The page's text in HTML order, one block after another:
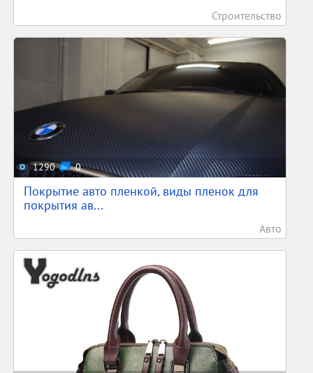
Строительство
1290 0
Покрытие авто пленкой, виды пленок для
покрытия ав...
Авто